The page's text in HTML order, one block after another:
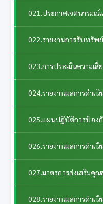
021.ประกาศเจตนารมณ์
022.รายงานการรับทรัพ
023.การประเมินความเสี่
024.รายงานผลการดำเ
025.แผนปฏิบัติการป้อง
026.รายงานผลการดำเ
027.มาตรการส่งเสริมคุ
028.รายงานผลการดำเ